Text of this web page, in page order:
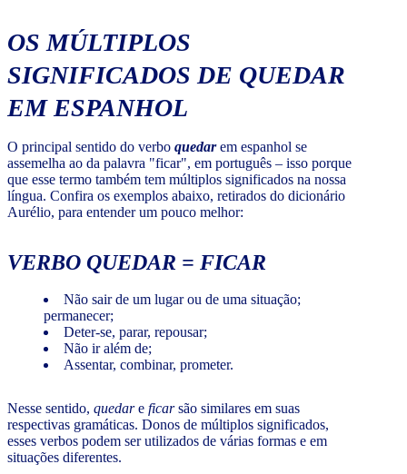
OS MÚLTIPLOS
SIGNIFICADOS DE QUEDAR
EM ESPANHOL
O principal sentido do verbo quedarem espanhol se
assemelha ao da palavra "ficar", em português – isso porque
que esse termo também tem múltiplos significados na nossa
língua. Confira os exemplos abaixo, retirados do dicionário
Aurélio, para entender um pouco melhor:
VERBO QUEDAR = FICAR
Não sair de um lugar ou de uma situação;
permanecer;
Deter-se, parar, repousar;
Não ir além de;
Assentar, combinar, prometer.
Nesse sentido, quedare ficarsão similares em suas
respectivas gramáticas. Donos de múltiplos significados,
esses verbos podem ser utilizados de várias formas e em
situações diferentes.